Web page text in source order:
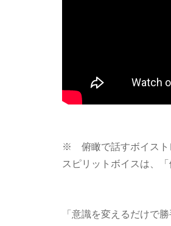
※ 俯瞰で話すボイス
スピリットボイスは、
「意識を変えるだけで